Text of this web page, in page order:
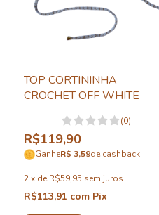
TOP CORTININHA
CROCHET OFF WHITE
(0)
R$119,90
GanheR$ 3,59de cashback
2 x de R$59,95 sem juros
R$113,91 com Pix